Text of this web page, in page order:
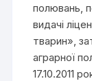
полювань,
видачі
тварин»,
аграрної
17.10.2011